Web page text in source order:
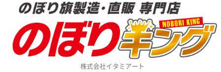
株式会社イタミアート